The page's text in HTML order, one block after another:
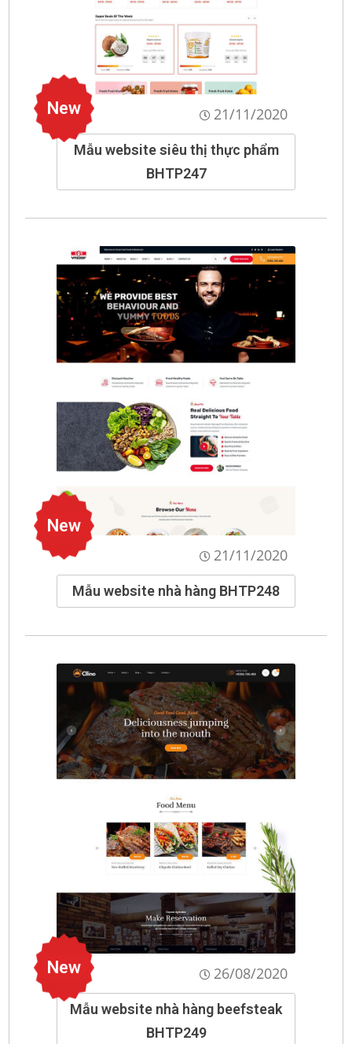
New 21/11/2020
Mẫu website siêu thị thực phẩm
BHTP247
New
21/11/2020
Mẫu website nhà hàng BHTP248
New 26/08/2020
Mẫu website nhà hàng beefsteak
BHTP249